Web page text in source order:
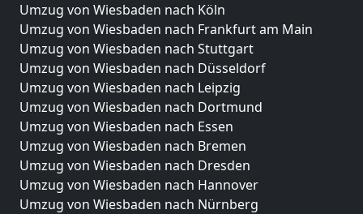
Umzug von Wiesbaden nach Köln
Umzug von Wiesbaden nach Frankfurt am Main
Umzug von Wiesbaden nach Stuttgart
Umzug von Wiesbaden nach Düsseldorf
Umzug von Wiesbaden nach Leipzig
Umzug von Wiesbaden nach Dortmund
Umzug von Wiesbaden nach Essen
Umzug von Wiesbaden nach Bremen
Umzug von Wiesbaden nach Dresden
Umzug von Wiesbaden nach Hannover
Umzug von Wiesbaden nach Nürnberg